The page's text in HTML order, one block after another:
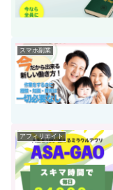
スマホ副業
アフィリエイト